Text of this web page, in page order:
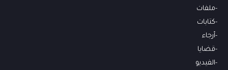
ملفات
كتابات
أرجاء
قضايا
الفيديو